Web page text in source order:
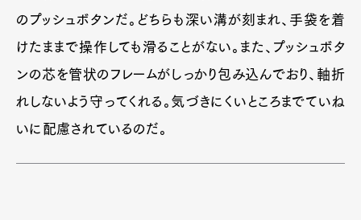
のプッシュボタンだ。どちらも深い溝が刻まれ、手袋を着
けたままで操作しても滑ることがない。また、プッシュボタ
ンの芯を管状のフレームがしっかり包み込んでおり、軸折
れしないよう守ってくれる。気づきにくいところまでていね
いに配慮されているのだ。